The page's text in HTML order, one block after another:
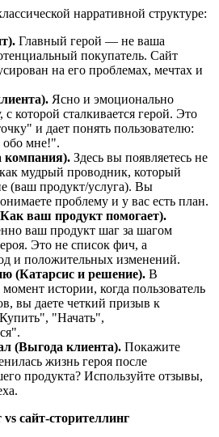
нарративной структуре:
Главный герой — не ваша
покупатель. Сайт
на его проблемах, мечтах и
Ясно и эмоционально
которой сталкивается герой. Это
и дает понять пользователю:
обо мне!".
Здесь вы появляетесь не
мудрый проводник, который
(ваш продукт/услуга). Вы
проблему и у вас есть план.
ваш продукт помогает).
ваш продукт шаг за шагом
Это не список фич, а
и положительных изменений.
(Катарсис и решение). В
истории, когда пользователь
вы даете четкий призыв к
"Начать",
(Выгода клиента). Покажите
жизнь героя после
продукта? Используйте отзывы,
сайт-сторителлинг